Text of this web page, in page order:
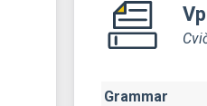
Grammar